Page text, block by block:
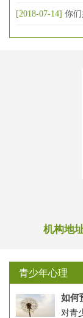
[2018-07-14] 你
机构地
青少年心理
如何
对青